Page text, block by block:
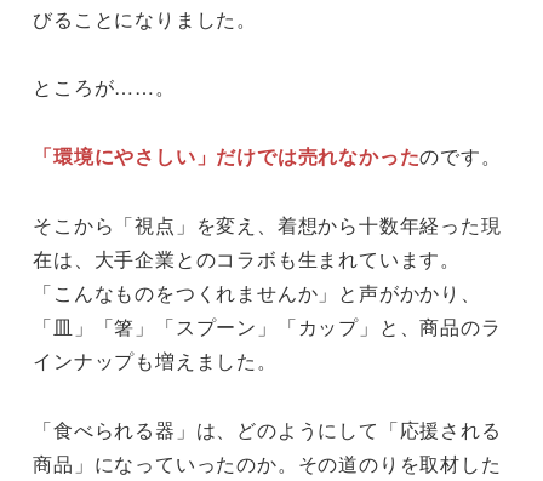
びることになりました。
ところが……。
「環境にやさしい」だけでは売れなかったのです。
そこから「視点」を変え、着想から十数年経った現
在は、大手企業とのコラボも生まれています。
「こんなものをつくれませんか」と声がかかり、
「皿」「箸」「スプーン」「カップ」と、商品のラ
インナップも増えました。
「食べられる器」は、どのようにして「応援される
商品」になっていったのか。その道のりを取材した